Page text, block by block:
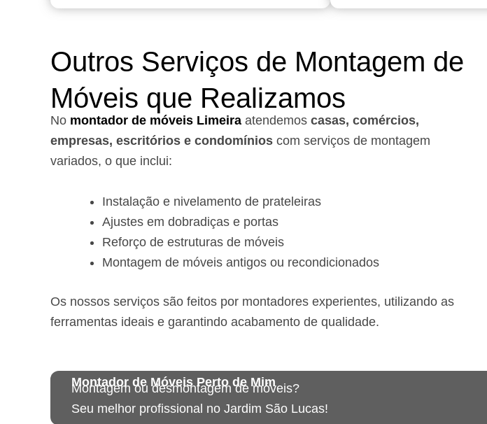
Outros Serviços de Montagem de
Móveis que Realizamos
No montador de móveis Limeira atendemos casas, comércios,
empresas, escritórios e condomínios com serviços de montagem
variados, o que inclui:
Instalação e nivelamento de prateleiras
Ajustes em dobradiças e portas
Reforço de estruturas de móveis
Montagem de móveis antigos ou recondicionados
Os nossos serviços são feitos por montadores experientes, utilizando as
ferramentas ideais e garantindo acabamento de qualidade.
Montador de Móveis Perto de Mim
Montagem ou desmontagem de móveis?
Seu melhor profissional no Jardim São Lucas!